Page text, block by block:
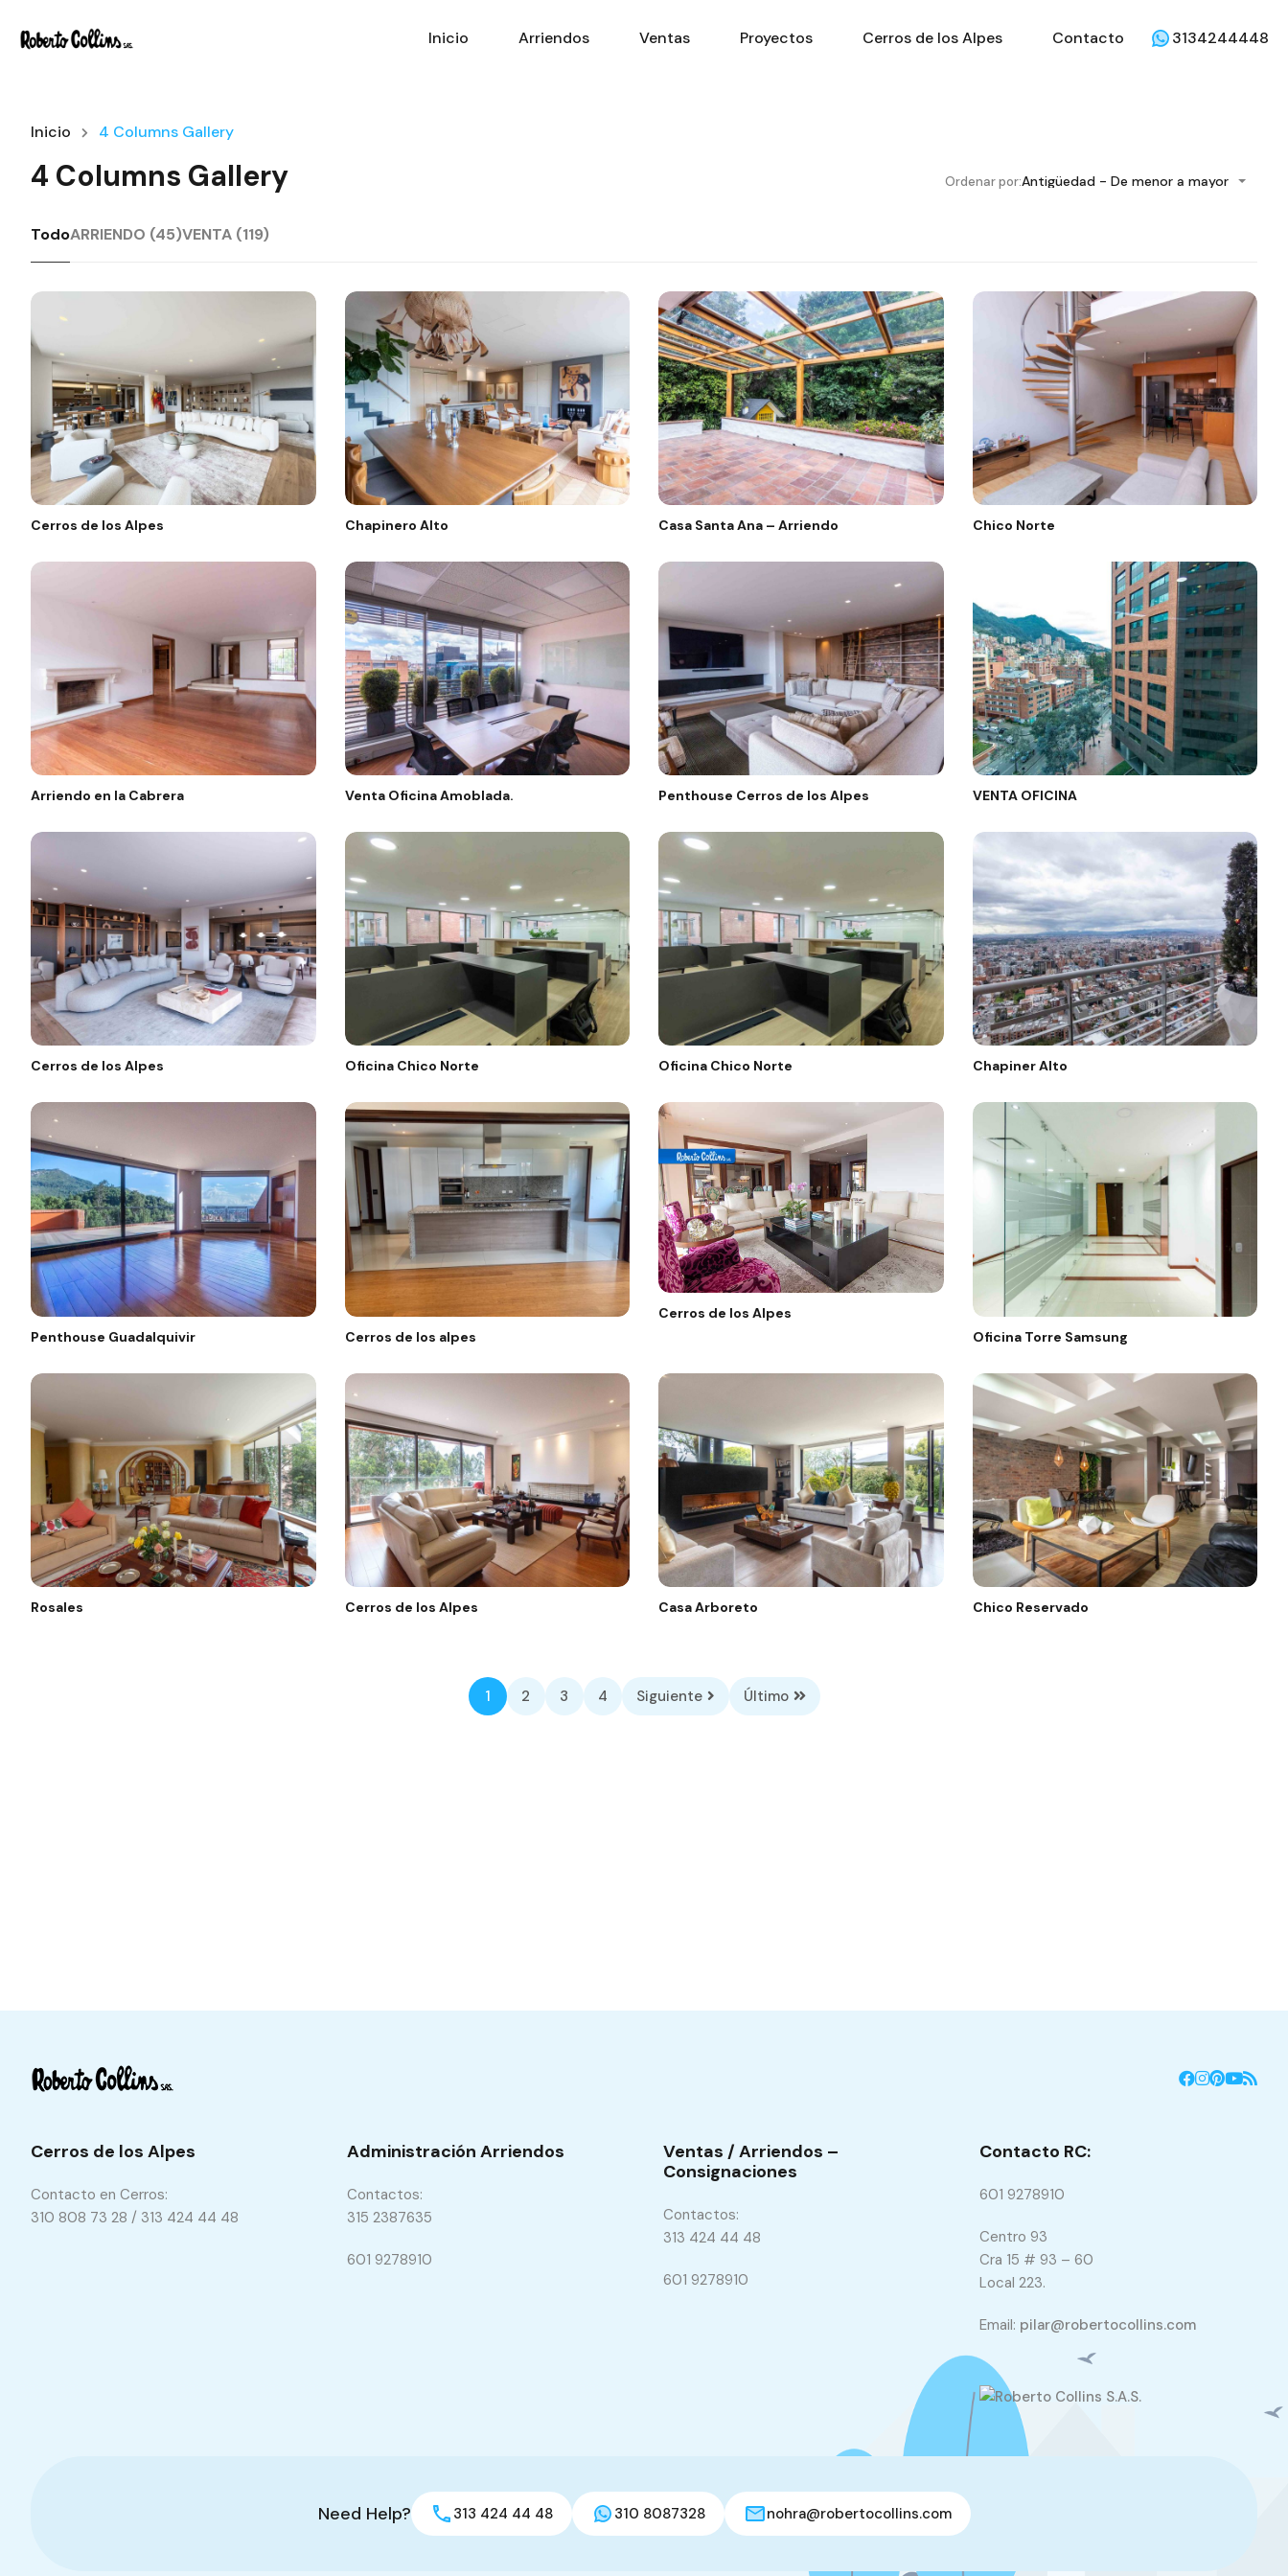
Inicio Arriendos Ventas Proyectos Cerros de los Alpes Contacto 3134244448
Inicio 4 Columns Gallery
4 Columns Gallery Ordenar por:Antigüedad - De menor a mayor
TodoARRIENDO (45)VENTA (119)
Cerros de los Alpes Chapinero Alto Casa Santa Ana – Arriendo Chico Norte
Arriendo en la Cabrera Venta Oficina Amoblada. Penthouse Cerros de los Alpes VENTA OFICINA
Cerros de los Alpes Oficina Chico Norte Oficina Chico Norte Chapiner Alto
Penthouse Guadalquivir Cerros de los alpes
Cerros de los Alpes
Oficina Torre Samsung
Rosales Cerros de los Alpes Casa Arboreto Chico Reservado
1 2 3 4 Siguiente Último
Cerros de los Alpes
Contacto en Cerros:
310 808 73 28 / 313 424 44 48
Administración Arriendos
Contactos:
315 2387635
601 9278910
Ventas / Arriendos –
Consignaciones
Contactos:
313 424 44 48
601 9278910
Contacto RC:
601 9278910
Centro 93
Cra 15 # 93 – 60
Local 223.
Email: pilar@robertocollins.com
Need Help? 313 424 44 48 310 8087328 nohra@robertocollins.com